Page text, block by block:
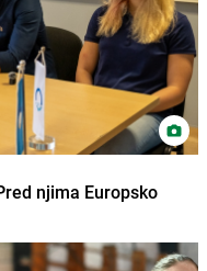
njima Europsko